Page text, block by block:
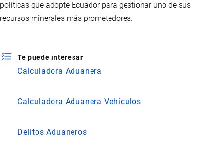
políticas que adopte Ecuador para gestionar uno de sus
recursos minerales más prometedores.
Te puede interesar
Calculadora Aduanera
Calculadora Aduanera Vehículos
Delitos Aduaneros